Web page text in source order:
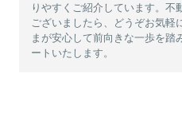
りやすくご紹介しています。不
ございましたら、どうぞお気軽
まが安心して前向きな一歩を踏
ートいたします。